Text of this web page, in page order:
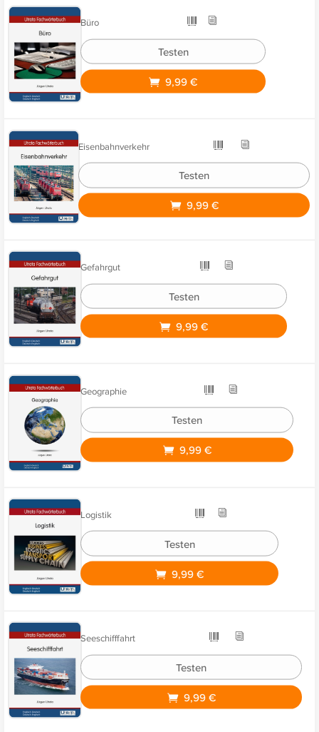
Büro
Testen
9,99 €
Eisenbahnverkehr
Testen
9,99 €
Gefahrgut
Testen
9,99 €
Geographie
Testen
9,99 €
Logistik
Testen
9,99 €
Seeschifffahrt
Testen
9,99 €